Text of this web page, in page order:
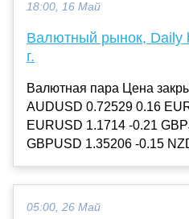
18:00, 16 Май
Валютный рынок, Daily
г.
Валютная пара Цена
AUDUSD 0.72529 0.16
EURUSD 1.1714 -0.21
GBPUSD 1.35206 -0.15
05:00, 26 Май